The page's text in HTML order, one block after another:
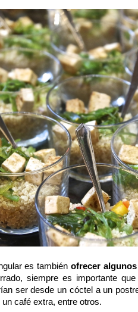
es también ofrecer
siempre es importante
ser desde un cóctel a un
café extra, entre otros.